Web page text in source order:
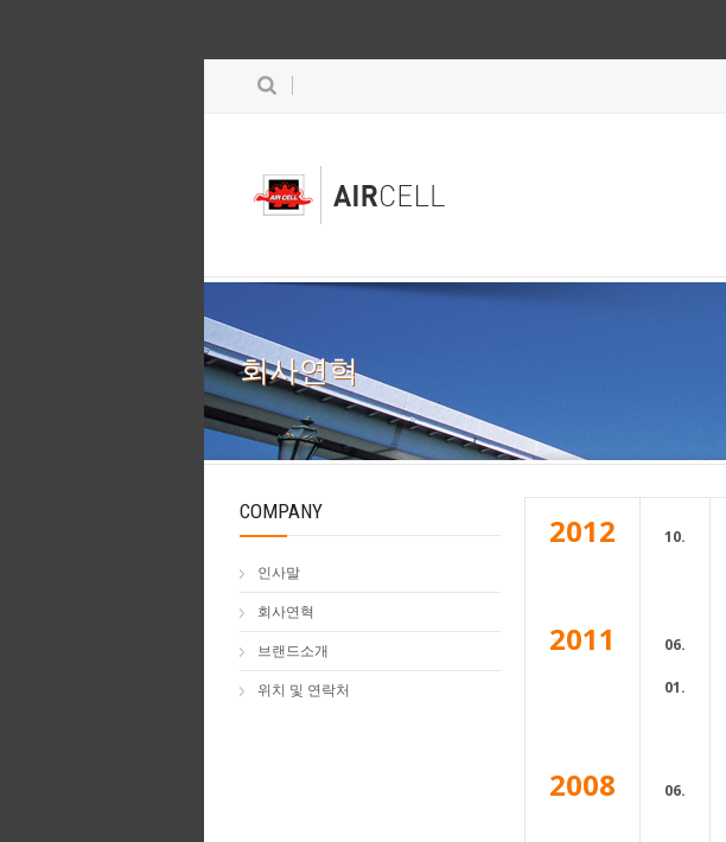
회사연혁
2012 10.
2011 06.
01.
2008 06.
COMPANY
인사말
회사연혁
브랜드소개
위치 및 연락처